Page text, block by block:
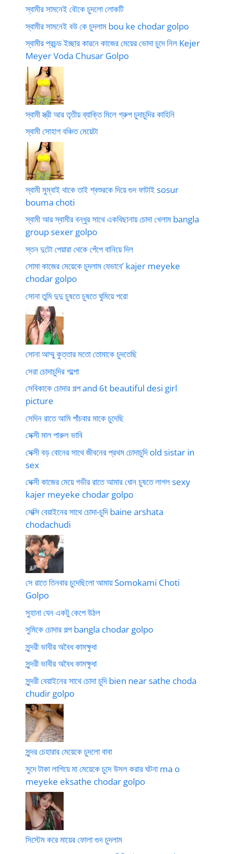
স্বামীর সামনেই বৌকে চুদলো লোকটি
স্বামীর সামনেই বউ কে চুদলাম bou ke chodar golpo
স্বামীর প্রচন্ড ইচ্ছার কারনে কাজের মেয়ের ভোদা চুদে নিল Kejer
Meyer Voda Chusar Golpo
স্বামী স্ত্রী আর তৃতীয় ব্যাক্তি মিলে গ্রুপ চুদাচুদির কাহিনি
স্বামী সোহাগ বঞ্চিত মেয়েটা
স্বামী মুম্বাই থাকে তাই শ্বশুরকে দিয়ে গুদ ফাটাই sosur
bouma choti
স্বামী আর স্বামীর বন্ধুর সাথে একবিছানায় চোদা খেলাম bangla
group sexer golpo
স্তন দুটো পেয়ারা থেকে পেঁপে বানিয়ে দিল
সোমা কাজের মেয়েকে চুদলাম যেভাবে’ kajer meyeke
chodar golpo
সোনা তুমি দুদু চুষতে চুষতে ঘুমিয়ে পরো
সোনা আম্মু কুত্তার মতো তোমাকে চুদতেছি
সেরা চোদাচুদির গল্পো
সেবিকাকে চোদার গল্প and 6t beautiful desi girl
picture
সেদিন রাতে আমি পাঁচবার মাকে চুদেছি
সেক্সী মাল পারুল ভাবি
সেক্সী বড় বোনের সাথে জীবনের প্রথম চোদাচুদি old sistar in
sex
সেক্সী কাজের মেয়ে গভীর রাতে আমার ধোন চুষতে লাগল sexy
kajer meyeke chodar golpo
সেক্সি বেয়াইনের সাথে চোদা-চুদি baine arshata
chodachudi
সে রাতে তিনবার চুদেছিলো আমায় Somokami Choti
Golpo
সুহানা যেন একটু কেপে উঠল
সুমিকে চোদার গল্প bangla chodar golpo
সুন্দরী ভাবীর অবৈধ কামক্ষুধা
সুন্দরী ভাবীর অবৈধ কামক্ষুধা
সুন্দরী বেয়াইনের সাথে চোদা চুদি bien near sathe choda
chudir golpo
সুন্দর চেহারার মেয়েকে চুদলো বাবা
সুদে টাকা লাগিয়ে মা মেয়েকে চুদে উসল করার ঘটনা ma o
meyeke eksathe chodar golpo
সিস্টেম করে মায়ের ফোলা গুদ চুদলাম